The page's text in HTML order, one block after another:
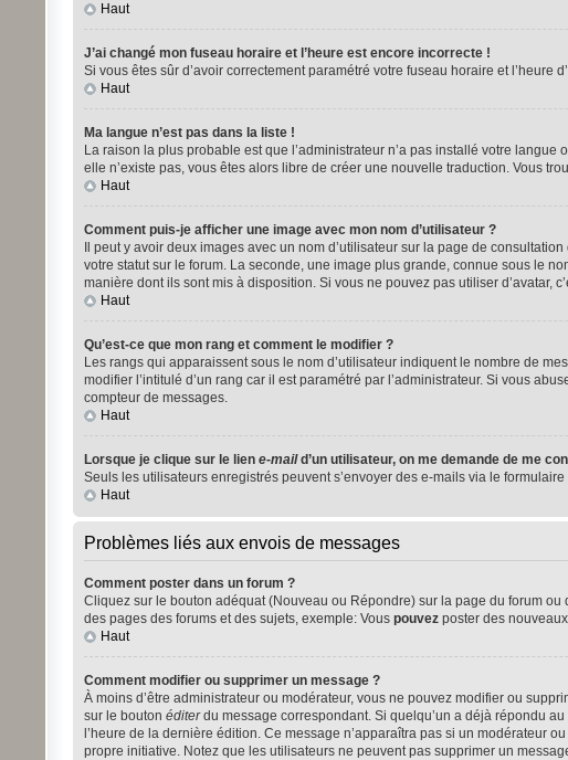
Haut
J’ai changé mon fuseau horaire et l’heure est encore incorrecte !
Si vous êtes sûr d’avoir correctement paramétré votre fuseau horaire et l’heure
Haut
Ma langue n’est pas dans la liste !
La raison la plus probable est que l’administrateur n’a pas installé votre
elle n’existe pas, vous êtes alors libre de créer une nouvelle traduction. Vous
Haut
Comment puis-je afficher une image avec mon nom d’utilisateur ?
Il peut y avoir deux images avec un nom d’utilisateur sur la page de
votre statut sur le forum. La seconde, une image plus grande, connue sous le
manière dont ils sont mis à disposition. Si vous ne pouvez pas utiliser d’avatar,
Haut
Qu’est-ce que mon rang et comment le modifier ?
Les rangs qui apparaissent sous le nom d’utilisateur indiquent le nombre de
modifier l’intitulé d’un rang car il est paramétré par l’administrateur. Si vous
compteur de messages.
Haut
Lorsque je clique sur le lien e-maild’un utilisateur, on me demande de me
Seuls les utilisateurs enregistrés peuvent s’envoyer des e-mails via le
Haut
Problèmes liés aux envois de messages
Comment poster dans un forum ?
Cliquez sur le bouton adéquat (Nouveau ou Répondre) sur la page du forum
des pages des forums et des sujets, exemple: Vous pouvezposter des
Haut
Comment modifier ou supprimer un message ?
À moins d’être administrateur ou modérateur, vous ne pouvez modifier ou
sur le bouton éditerdu message correspondant. Si quelqu’un a déjà répondu
l’heure de la dernière édition. Ce message n’apparaîtra pas si un modérateur
propre initiative. Notez que les utilisateurs ne peuvent pas supprimer un